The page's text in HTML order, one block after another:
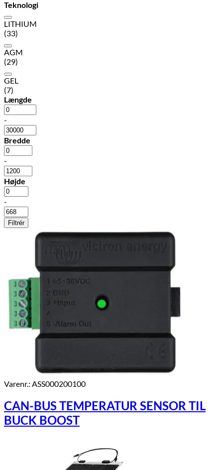
Teknologi
LITHIUM
(33)
AGM
(29)
GEL
(7)
Længde
-
Bredde
-
Højde
-
Filtrér
Varenr.: ASS000200100
CAN-BUS TEMPERATUR SENSOR TIL
BUCK BOOST